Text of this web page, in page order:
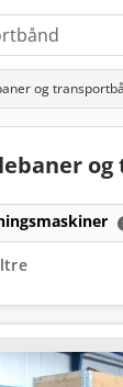
og